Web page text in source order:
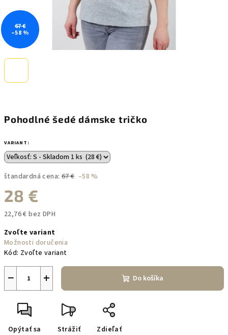
Pohodlné šedé dámske tričko
VARIANT:
štandardná cena: 67 € –58 %
28 €
22,76 € bez DPH
cena:
Zvoľte variant
Možnosti doručenia
Kód: Zvoľte variant
+
− Do košíka
Opýtať sa Strážiť Zdieľať
67 €
–58 %